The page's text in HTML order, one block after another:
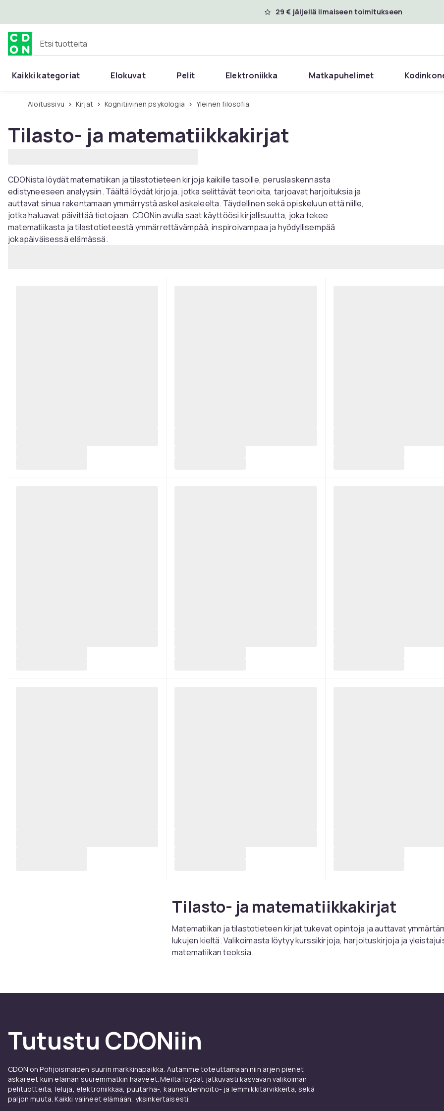
29 € jäljellä ilmaiseen toimitukseen
Etsi tuotteita
Kaikki kategoriat Elokuvat Pelit Elektroniikka Matkapuhelimet
Aloitussivu Kirjat Kognitiivinen psykologia Yleinen filosofia
Tilasto- ja matematiikkakirjat
CDONista löydät matematiikan ja tilastotieteen kirjoja kaikille tasoille, peruslaskennasta
edistyneeseen analyysiin. Täältä löydät kirjoja, jotka selittävät teorioita, tarjoavat harjoituksia ja
auttavat sinua rakentamaan ymmärrystä askel askeleelta. Täydellinen sekä opiskeluun että niille,
jotka haluavat päivittää tietojaan. CDONin avulla saat käyttöösi kirjallisuutta, joka tekee
matematiikasta ja tilastotieteestä ymmärrettävämpää, inspiroivampaa ja hyödyllisempää
jokapäiväisessä elämässä.
Tilasto- ja matematiikkakirjat
Matematiikan ja tilastotieteen kirjat tukevat opintoja ja auttavat
lukujen kieltä. Valikoimasta löytyy kurssikirjoja, harjoituskirjoja ja
matematiikan teoksia.
toimituksella ja turvallisella ostoksella.
Tutustu CDONiin
CDON on Pohjoismaiden suurin markkinapaikka. Autamme toteuttamaan niin arjen pienet
askareet kuin elämän suuremmatkin haaveet. Meiltä löydät jatkuvasti kasvavan valikoiman
pelituotteita, leluja, elektroniikkaa, puutarha-, kauneudenhoito- ja lemmikkitarvikkeita, sekä
paljon muuta. Kaikki välineet elämään, yksinkertaisesti.